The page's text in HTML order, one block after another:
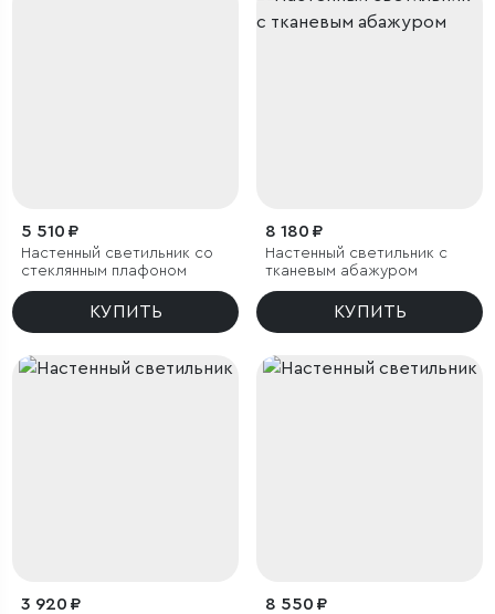
5 510 ₽
Настенный светильник со
стеклянным плафоном
КУПИТЬ
8 180 ₽
Настенный светильник с
тканевым абажуром
КУПИТЬ
3 920 ₽ 8 550 ₽